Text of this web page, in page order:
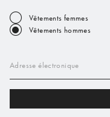
Vêtements femmes
Vêtements hommes
Adresse électronique